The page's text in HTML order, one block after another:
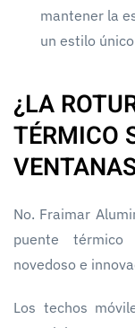
mantener la
un estilo
¿LA
TÉRMICO
No. Fraimar
puente
novedoso e
Los techos